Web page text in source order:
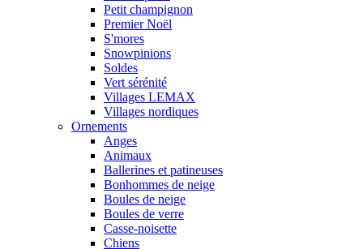
Petit champignon
Premier Noël
S'mores
Snowpinions
Soldes
Vert sérénité
Villages LEMAX
Villages nordiques
Ornements
Anges
Animaux
Ballerines et patineuses
Bonhommes de neige
Boules de neige
Boules de verre
Casse-noisette
Chiens